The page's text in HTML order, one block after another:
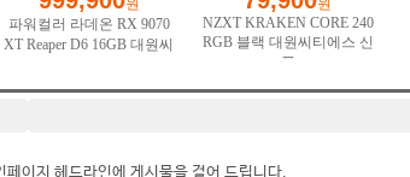
이지 헤드라인에 게시물을 걸어 드립니다.